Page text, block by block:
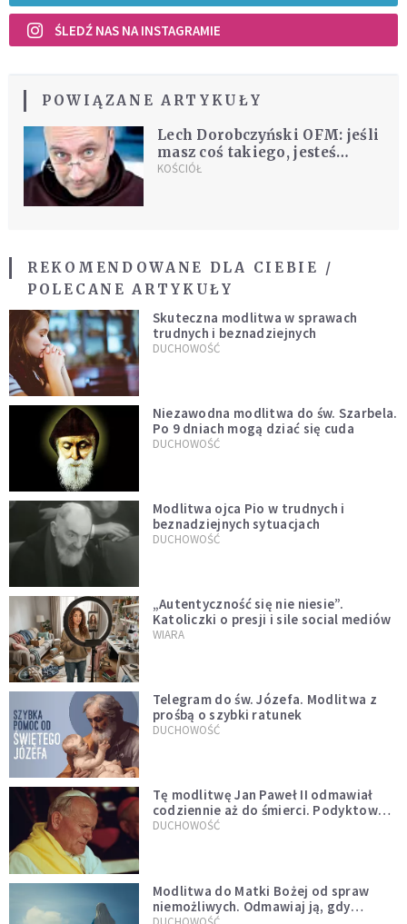
ŚLEDŹ NAS NA INSTAGRAMIE
POWIĄZANE ARTYKUŁY
Lech Dorobczyński OFM: jeśli
masz coś takiego, jesteś
duchowo uzależniony od
KOŚCIÓŁ
REKOMENDOWANE DLA CIEBIE /
POLECANE ARTYKUŁY
Skuteczna modlitwa w sprawach
trudnych i beznadziejnych
DUCHOWOŚĆ
Niezawodna modlitwa do św. Szarbela.
Po 9 dniach mogą dziać się cuda
DUCHOWOŚĆ
Modlitwa ojca Pio w trudnych i
beznadziejnych sytuacjach
DUCHOWOŚĆ
„Autentyczność się nie niesie”.
Katoliczki o presji i sile social mediów
WIARA
Telegram do św. Józefa. Modlitwa z
prośbą o szybki ratunek
DUCHOWOŚĆ
Tę modlitwę Jan Paweł II odmawiał
codziennie aż do śmierci. Podyktował
mu ją ojciec
DUCHOWOŚĆ
Modlitwa do Matki Bożej od spraw
niemożliwych. Odmawiaj ją, gdy